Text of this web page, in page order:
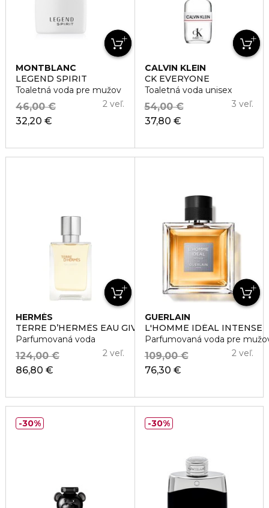
MONTBLANC
LEGEND SPIRIT
Toaletná voda pre mužov
32,20 €
46,00 € 2 veľ.
CALVIN KLEIN
CK EVERYONE
Toaletná voda unisex
37,80 €
54,00 € 3 veľ.
HERMÈS
TERRE D’HERMÈS EAU GIVRÉE
Parfumovaná voda
86,80 €
124,00 € 2 veľ.
GUERLAIN
L'HOMME IDÉAL INTENSE
Parfumovaná voda pre
76,30 €
109,00 € 2 veľ.
30% 30%